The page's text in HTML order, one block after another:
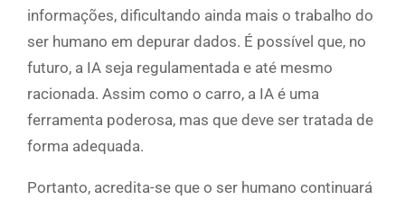
informações, dificultando ainda mais o trabalho do
ser humano em depurar dados. É possível que, no
futuro, a IA seja regulamentada e até mesmo
racionada. Assim como o carro, a IA é uma
ferramenta poderosa, mas que deve ser tratada de
forma adequada.
Portanto, acredita-se que o ser humano continuará